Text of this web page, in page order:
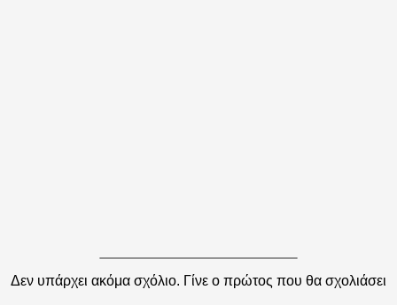
Δεν υπάρχει ακόμα σχόλιο. Γίνε ο πρώτος που θα σχολιάσει